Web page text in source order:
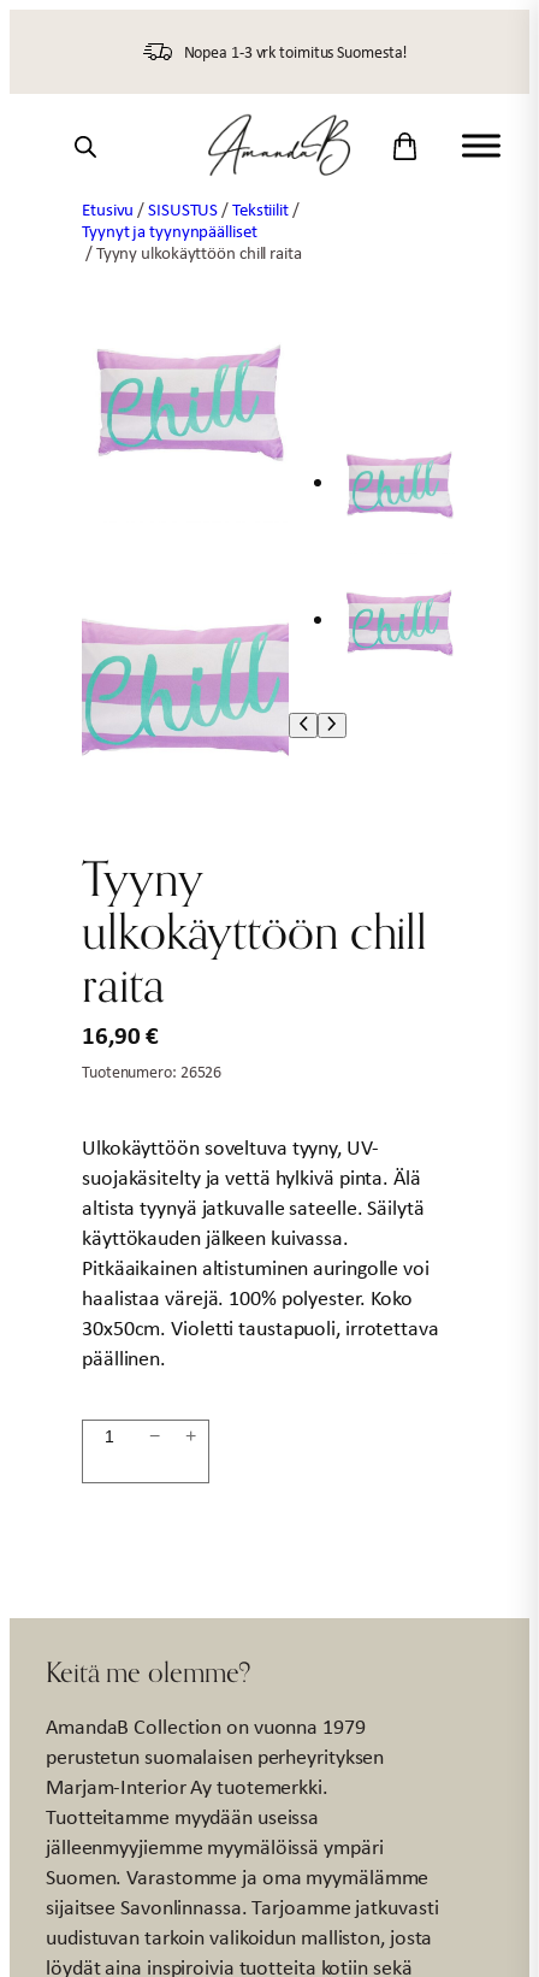
Nopea 1-3 vrk toimitus Suomesta!
Etusivu /SISUSTUS/Tekstiilit/
Tyynyt ja tyynynpäälliset
/ Tyyny ulkokäyttöön chill raita
Tyyny
ulkokäyttöön chill
raita
16,90€
Tuotenumero: 26526
Ulkokäyttöön soveltuva tyyny, UV-
suojakäsitelty ja vettä hylkivä pinta. Älä
altista tyynyä jatkuvalle sateelle. Säilytä
käyttökauden jälkeen kuivassa.
Pitkäaikainen altistuminen auringolle voi
haalistaa värejä. 100% polyester. Koko
30x50cm. Violetti taustapuoli, irrotettava
päällinen.
Tyyny
− +
Keitä me olemme?
AmandaB Collection on vuonna 1979
perustetun suomalaisen perheyrityksen
Marjam-Interior Ay tuotemerkki.
Tuotteitamme myydään useissa
jälleenmyyjiemme myymälöissä ympäri
Suomen. Varastomme ja oma myymälämme
sijaitsee Savonlinnassa. Tarjoamme jatkuvasti
uudistuvan tarkoin valikoidun malliston, josta
löydät aina inspiroivia tuotteita kotiin sekä